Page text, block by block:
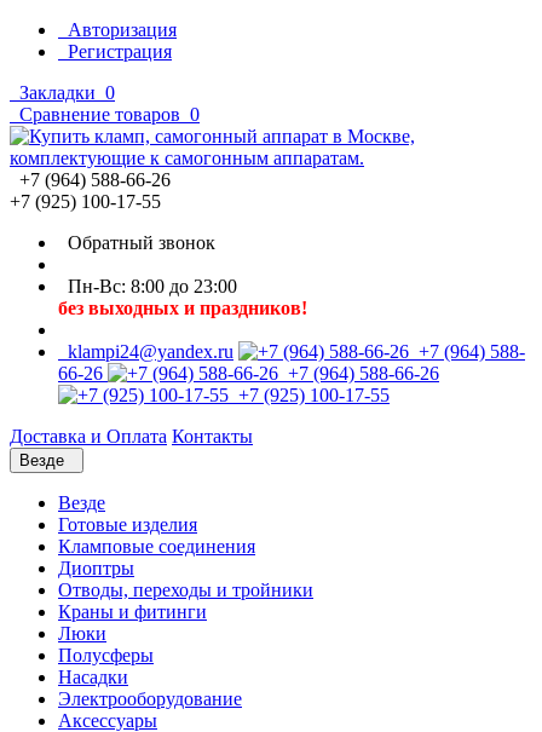
Авторизация
Регистрация
Закладки 0
Сравнение товаров 0
+7 (964) 588-66-26
+7 (925) 100-17-55
Обратный звонок
Пн-Вс: 8:00 до 23:00
без выходных и праздников!
klampi24@yandex.ru
+7 (964) 588-
66-26
+7 (964) 588-66-26
+7 (925) 100-17-55
Доставка и Оплата Контакты
Везде
Везде
Готовые изделия
Кламповые соединения
Диоптры
Отводы, переходы и тройники
Краны и фитинги
Люки
Полусферы
Насадки
Электрооборудование
Аксессуары